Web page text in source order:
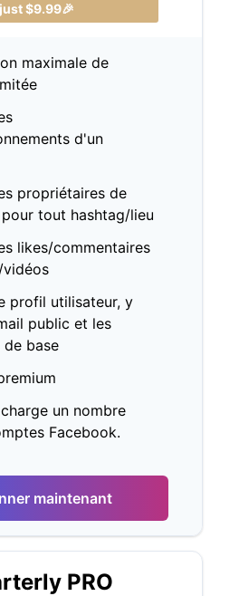
just $9.99🎉
maximale de
d'un
propriétaires de
tout hashtag/lieu
likes/commentaires
profil utilisateur, y
public et les
base
un nombre
Facebook.
maintenant
PRO